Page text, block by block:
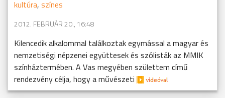
kultúra, színes
2012. FEBRUÁR 20., 16:48
Kilencedik alkalommal találkoztak egymással a magyar és
nemzetiségi népzenei együttesek és szólisták az MMIK
színháztermében. A Vas megyében születtem című
rendezvény célja, hogy a művészeti